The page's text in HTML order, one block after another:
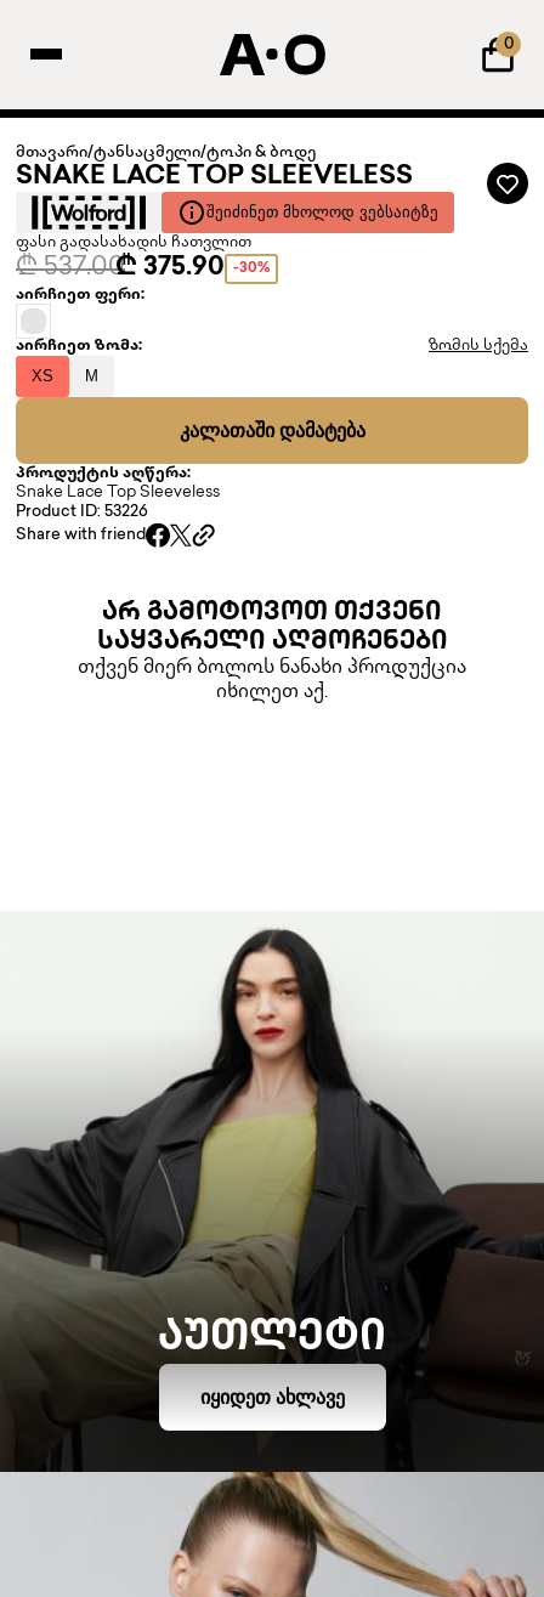
0
მთავარი/ტანსაცმელი/ტოპი & ბოდე
SNAKE LACE TOP SLEEVELESS
ᲨᲔᲘᲫᲘᲜᲔᲗ ᲛᲮᲝᲚᲝᲓ ᲕᲔᲑᲡᲐᲘᲢᲖᲔ
ფასი გადასახადის ჩათვლით
₾ 537.00₾ 375.90 -30%
აირჩიეთ ფერი:
აირჩიეთ ზომა: ზომის სქემა
XS M
ᲙᲐᲚᲐᲗᲐᲨᲘ ᲓᲐᲛᲐᲢᲔᲑᲐ
პროდუქტის აღწერა:
Snake Lace Top Sleeveless
Product ID: 53226
Share with friend
ᲐᲠ ᲒᲐᲛᲝᲢᲝᲕᲝᲗ ᲗᲥᲕᲔᲜᲘ
ᲡᲐᲧᲕᲐᲠᲔᲚᲘ ᲐᲦᲛᲝᲩᲔᲜᲔᲑᲘ
თქვენ მიერ ბოლოს ნანახი პროდუქცია
იხილეთ აქ.
ᲐᲣᲗᲚᲔᲢᲘ
ᲘᲧᲘᲓᲔᲗ ᲐᲮᲚᲐᲕᲔ